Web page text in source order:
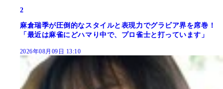
2
麻倉瑞季が圧倒的なスタイルと表現力でグラビア界を席巻！
「最近は麻雀にどハマり中で、プロ雀士と打っています」
2026年08月09日 13:10